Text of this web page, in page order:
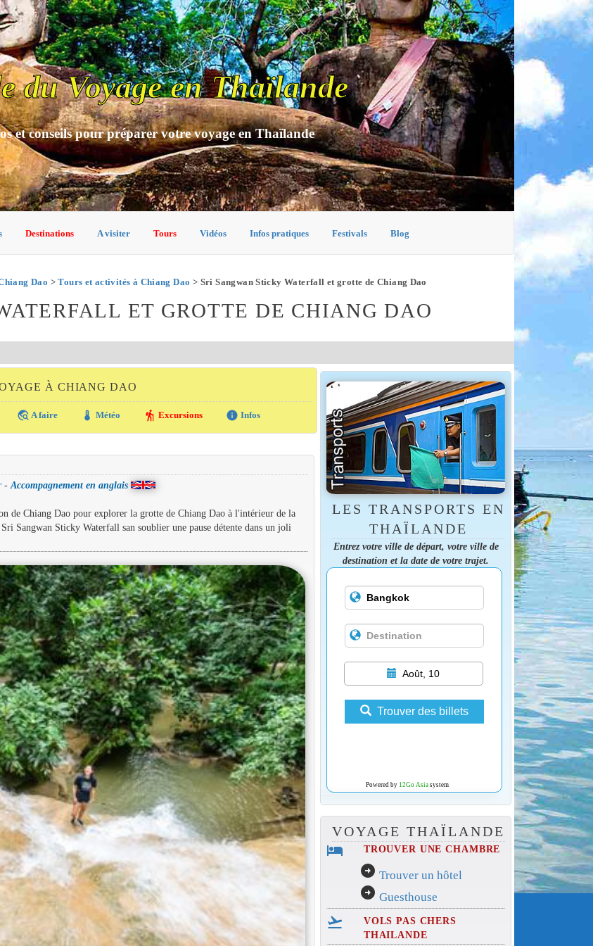
du Voyage en Thaïlande
et conseils pour préparer votre voyage en Thaïlande
Destinations A visiter Tours Vidéos Infos pratiques Festivals Blog
Dao >Tours et activités à Chiang Dao > Sri Sangwan Sticky Waterfall et grotte de Chiang Dao
ET GROTTE DE CHIANG DAO
À CHIANG DAO
travel_explore A faire thermostat Météo hiking Excursions info Infos
- Accompagnement en anglais
de Chiang Dao pour explorer la grotte de Chiang Dao à l'intérieur de la
Sangwan Sticky Waterfall san soublier une pause détente dans un joli
LES TRANSPORTS EN
THAÏLANDE
Entrez votre ville de départ, votre ville de
destination et la date de votre trajet.
Août, 10
Trouver des billets
Powered by 12Go Asiasystem
VOYAGE THAÏLANDE
hotel TROUVER UNE CHAMBRE
arrow_circle_right Trouver un hôtel
arrow_circle_right Guesthouse
flight_takeoff
VOLS PAS CHERS
THAILANDE